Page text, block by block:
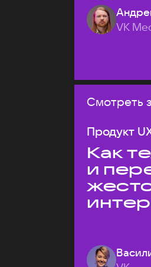
VK
Смотреть
Продукт
Как
и